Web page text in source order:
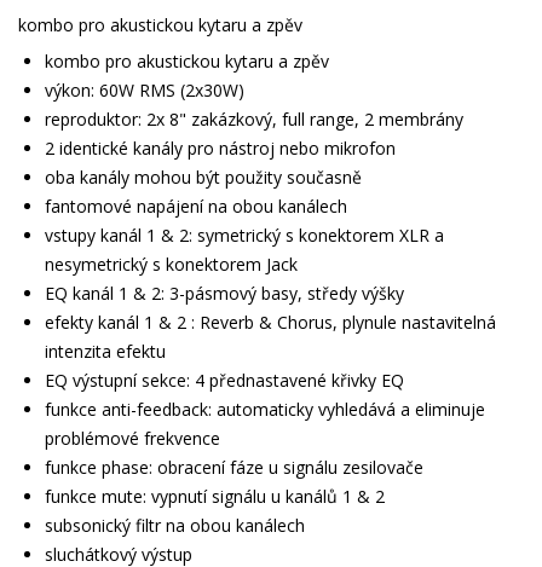
kombo pro akustickou kytaru a zpěv
kombo pro akustickou kytaru a zpěv
výkon: 60W RMS (2x30W)
reproduktor: 2x 8" zakázkový, full range, 2 membrány
2 identické kanály pro nástroj nebo mikrofon
oba kanály mohou být použity současně
fantomové napájení na obou kanálech
vstupy kanál 1 & 2: symetrický s konektorem XLR a
nesymetrický s konektorem Jack
EQ kanál 1 & 2: 3-pásmový basy, středy výšky
efekty kanál 1 & 2 : Reverb & Chorus, plynule nastavitelná
intenzita efektu
EQ výstupní sekce: 4 přednastavené křivky EQ
funkce anti-feedback: automaticky vyhledává a eliminuje
problémové frekvence
funkce phase: obracení fáze u signálu zesilovače
funkce mute: vypnutí signálu u kanálů 1 & 2
subsonický filtr na obou kanálech
sluchátkový výstup